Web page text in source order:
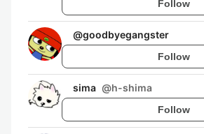
Follow
@goodbyegangster
Follow
sima @h-shima
Follow